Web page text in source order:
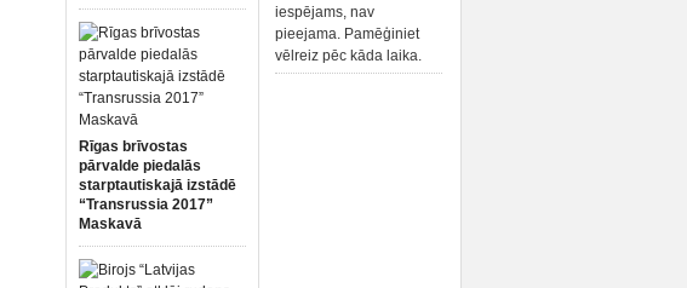
Rīgas brīvostas
pārvalde piedalās
starptautiskajā izstādē
“Transrussia 2017”
Maskavā
iespējams, nav
pieejama. Pamēģiniet
vēlreiz pēc kāda laika.